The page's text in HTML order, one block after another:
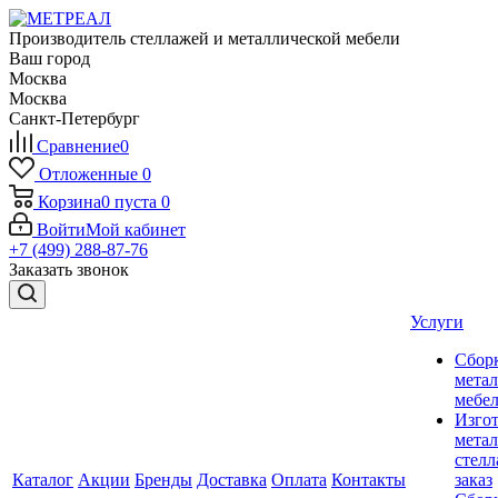
Производитель стеллажей и металлической мебели
Ваш город
Москва
Москва
Санкт-Петербург
Сравнение0
Отложенные 0
Корзина0 пуста 0
ВойтиМой кабинет
+7 (499) 288-87-76
Заказать звонок
Каталог Акции Бренды Доставка Оплата Контакты
Услуги
заказ